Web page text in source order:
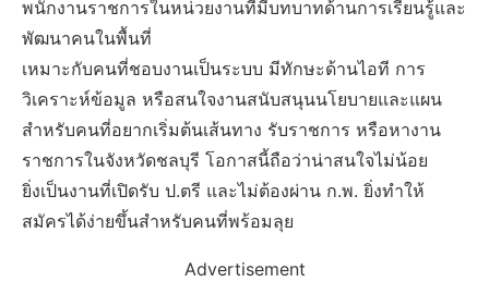
พนักงานราชการในหน่วยงานที่มีบทบาทด้านการเรียนรู้และ
พัฒนาคนในพื้นที่
เหมาะกับคนที่ชอบงานเป็นระบบ มีทักษะด้านไอที การ
วิเคราะห์ข้อมูล หรือสนใจงานสนับสนุนนโยบายและแผน
สำหรับคนที่อยากเริ่มต้นเส้นทาง รับราชการ หรือหางาน
ราชการในจังหวัดชลบุรี โอกาสนี้ถือว่าน่าสนใจไม่น้อย
ยิ่งเป็นงานที่เปิดรับ ป.ตรี และไม่ต้องผ่าน ก.พ. ยิ่งทำให้
สมัครได้ง่ายขึ้นสำหรับคนที่พร้อมลุย
Advertisement